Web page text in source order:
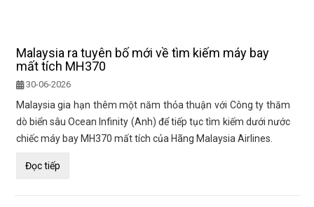
Malaysia ra tuyên bố mới về tìm kiếm máy bay
mất tích MH370
30-06-2026
Malaysia gia hạn thêm một năm thỏa thuận với Công ty thăm
dò biển sâu Ocean Infinity (Anh) để tiếp tục tìm kiếm dưới nước
chiếc máy bay MH370 mất tích của Hãng Malaysia Airlines.
Đọc tiếp